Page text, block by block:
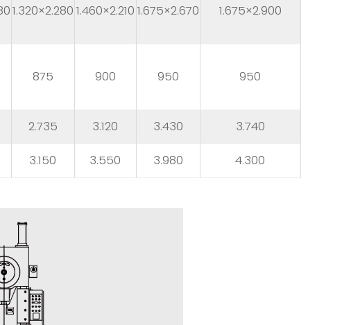
1.320×2.280 1.460×2.210 1.675×2.670 1.675×2.900
875 900 950 950
2.735 3.120 3.430
3.740
3.150 3.550 3.980 4.300